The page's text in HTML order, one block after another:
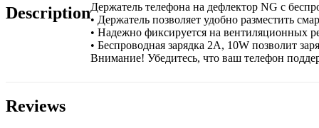
DescriptionДержатель телефона на дефлектор NG с
• Держатель позволяет удобно разместить
• Надежно фиксируется на вентиляционных
• Беспроводная зарядка 2A, 10W позволит
Внимание! Убедитесь, что ваш телефон
Reviews